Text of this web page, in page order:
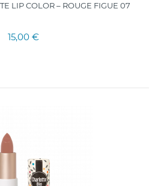
LIP COLOR – ROUGE FIGUE 07
15,00 €